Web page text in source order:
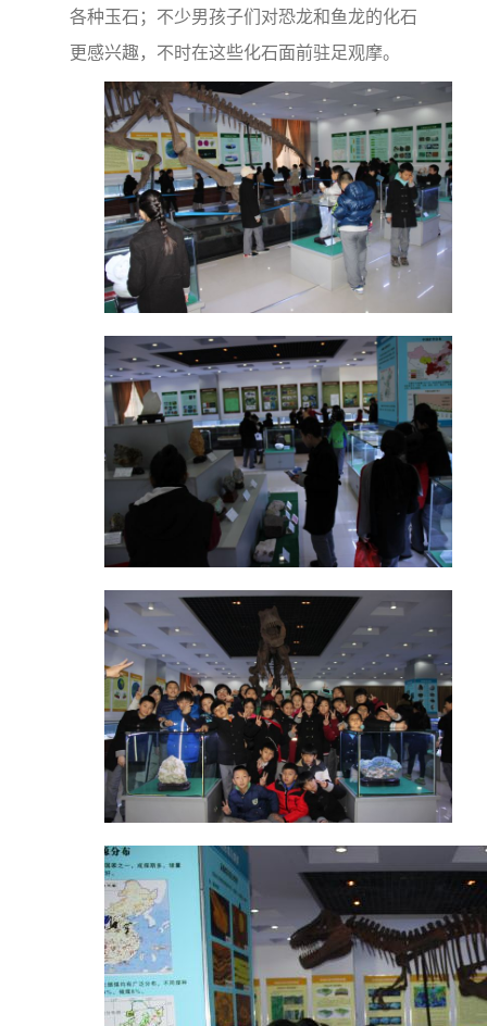
各种玉石；不少男孩子们对恐龙和鱼龙的化石
更感兴趣，不时在这些化石面前驻足观摩。